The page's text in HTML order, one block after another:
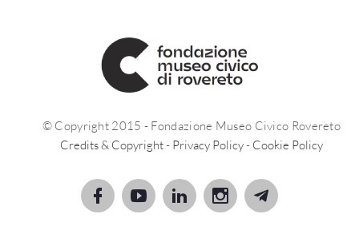
© Copyright 2015 - Fondazione Museo Civico Rovereto
Credits & Copyright- Privacy Policy- Cookie Policy